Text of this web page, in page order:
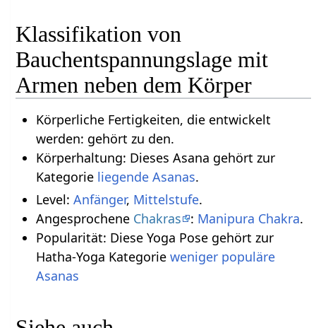
Klassifikation von
Bauchentspannungslage mit
Armen neben dem Körper
Körperliche Fertigkeiten, die entwickelt
werden: gehört zu den.
Körperhaltung: Dieses Asana gehört zur
Kategorie liegende Asanas.
Level: Anfänger, Mittelstufe.
Angesprochene Chakras : Manipura Chakra.
Popularität: Diese Yoga Pose gehört zur
Hatha-Yoga Kategorie weniger populäre
Asanas